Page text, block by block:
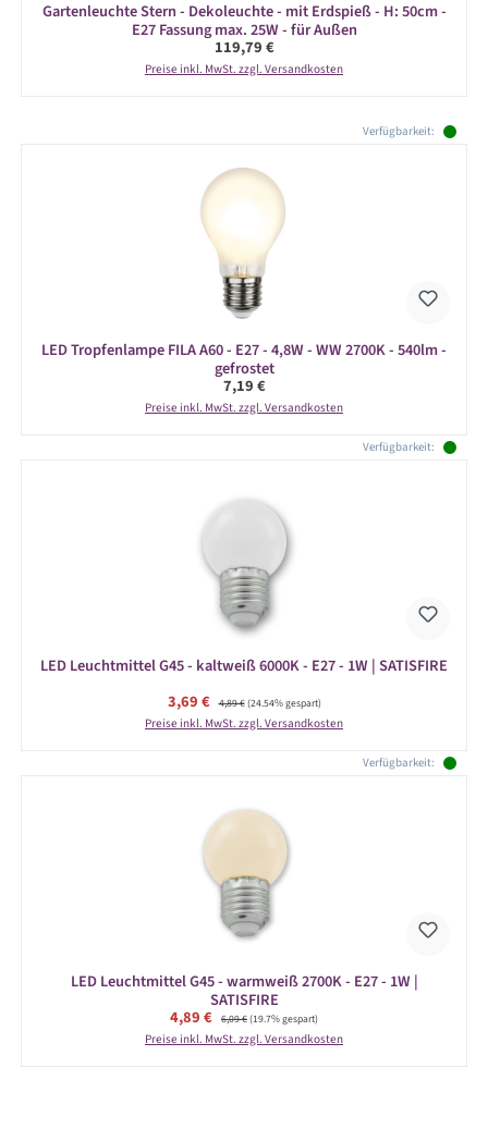
Gartenleuchte Stern - Dekoleuchte - mit Erdspieß - H: 50cm -
E27 Fassung max. 25W - für Außen
Regulärer Preis:
119,79 €
Preise inkl. MwSt. zzgl. Versandkosten
Verfügbarkeit:
LED Tropfenlampe FILA A60 - E27 - 4,8W - WW 2700K - 540lm -
gefrostet
Regulärer Preis:
7,19 €
Preise inkl. MwSt. zzgl. Versandkosten
Verfügbarkeit:
LED Leuchtmittel G45 - kaltweiß 6000K - E27 - 1W | SATISFIRE
Verkaufspreis:
3,69 € Regulärer Preis:
4,89 €(24.54% gespart)
Preise inkl. MwSt. zzgl. Versandkosten
Verfügbarkeit:
LED Leuchtmittel G45 - warmweiß 2700K - E27 - 1W |
SATISFIRE
Verkaufspreis:
4,89 € Regulärer Preis:
6,09 €(19.7% gespart)
Preise inkl. MwSt. zzgl. Versandkosten